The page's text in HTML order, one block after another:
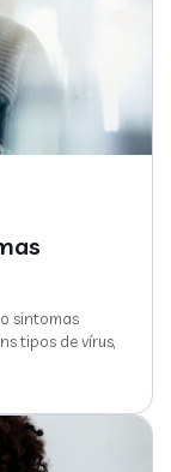
sintomas
tipos de vírus,